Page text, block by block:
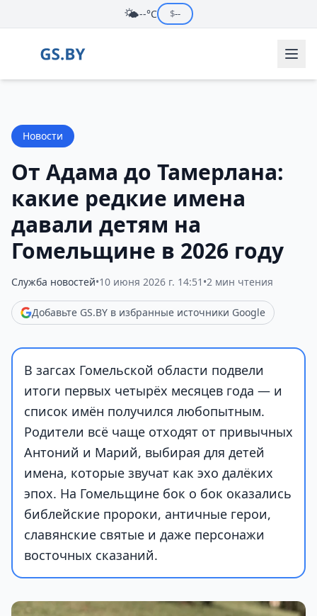
🌤️--°C $--
Новости
От Адама до Тамерлана:
какие редкие имена
давали детям на
Гомельщине в 2026 году
Служба новостей•10 июня 2026 г. 14:51 •2 мин чтения
Добавьте GS.BY в избранные источники Google
В загсах Гомельской области подвели
итоги первых четырёх месяцев года — и
список имён получился любопытным.
Родители всё чаще отходят от привычных
Антоний и Марий, выбирая для детей
имена, которые звучат как эхо далёких
эпох. На Гомельщине бок о бок оказались
библейские пророки, античные герои,
славянские святые и даже персонажи
восточных сказаний.